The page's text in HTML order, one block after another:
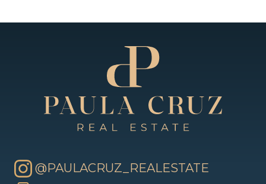
@PAULACRUZ_REALESTATE